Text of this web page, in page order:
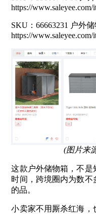
https://www.saleyee.com/
SKU：66663231 户外
https://www.saleyee.com/
(图片来
这款户外储物箱，不
时间，跨境圈内为数
的品。
小卖家不用厮杀红海